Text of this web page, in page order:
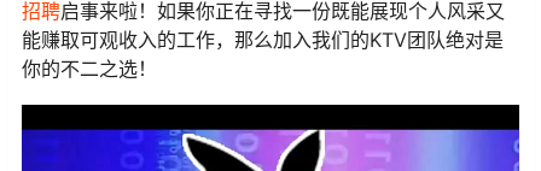
招聘启事来啦！如果你正在寻找一份既能展现个人风采又
能赚取可观收入的工作，那么加入我们的KTV团队绝对是
你的不二之选！